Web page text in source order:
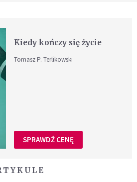
Kiedy kończy się życie
Tomasz P. Terlikowski
SPRAWDŹ CENĘ